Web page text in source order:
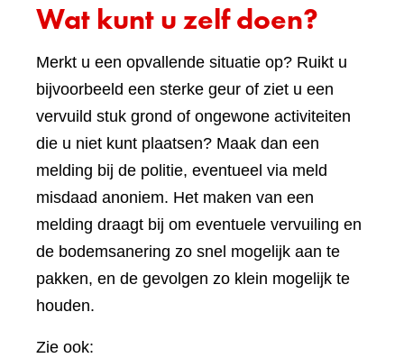
Wat kunt u zelf doen?
Merkt u een opvallende situatie op? Ruikt u
bijvoorbeeld een sterke geur of ziet u een
vervuild stuk grond of ongewone activiteiten
die u niet kunt plaatsen? Maak dan een
melding bij de politie, eventueel via meld
misdaad anoniem. Het maken van een
melding draagt bij om eventuele vervuiling en
de bodemsanering zo snel mogelijk aan te
pakken, en de gevolgen zo klein mogelijk te
houden.
Zie ook: